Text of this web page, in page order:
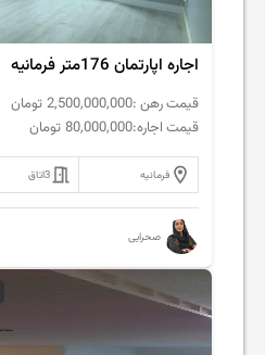
اجاره اپارتمان 176متر فرمانیه
قیمت رهن :2,500,000,000 تومان
قیمت اجاره:80,000,000 تومان
فرمانیه 3اتاق
صحرایی